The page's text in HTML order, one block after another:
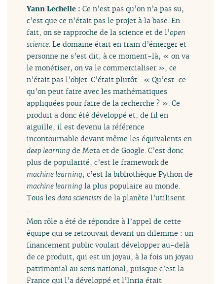
Yann Lechelle :Ce n’est pas qu’on n’a pas su,
c’est que ce n’était pas le projet à la base. En
fait, on se rapproche de la science et de l’open
science. Le domaine était en train d’émerger et
personne ne s’est dit, à ce moment-là, « on va
le monétiser, on va le commercialiser », ce
n’était pas l’objet. C’était plutôt : « Qu’est-ce
qu’on peut faire avec les mathématiques
appliquées pour faire de la recherche ? ». Ce
produit a donc été développé et, de fil en
aiguille, il est devenu la référence
incontournable devant même les équivalents en
deep learning de Meta et de Google. C’est donc
plus de popularité, c’est le framework de
machine learning, c’est la bibliothèque Python de
machine learning la plus populaire au monde.
Tous lesdata scientists de la planète l’utilisent.
.
Mon rôle a été de répondre à l’appel de cette
équipe qui se retrouvait devant un dilemme : un
financement public voulait développer au-delà
de ce produit, qui est un joyau, à la fois un joyau
patrimonial au sens national, puisque c’est la
France qui l’a développé et l’Inria était